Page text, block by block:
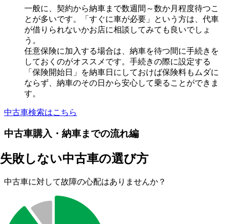
一般に、契約から納車まで数週間～数か月程度待つこ
とが多いです。「すぐに車が必要」という方は、代車
が借りられないかお店に相談してみても良いでしょ
う。
任意保険に加入する場合は、納車を待つ間に手続きを
しておくのがオススメです。手続きの際に設定する
「保険開始日」を納車日にしておけば保険料もムダに
ならず、納車のその日から安心して乗ることができま
す。
中古車検索はこちら
中古車購入・納車までの流れ編
失敗しない中古車の選び方
中古車に対して故障の心配はありませんか？